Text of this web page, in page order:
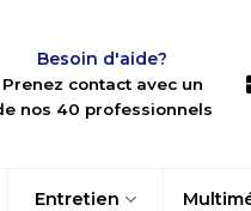
Besoin d'aide?
Prenez contact avec un
nos 40 professionnels
Entretien